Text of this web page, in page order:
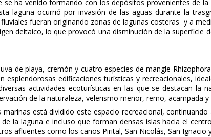
se ha venido formando con los depósitos provenientes de
laguna ocurrió por invasión de las aguas durante la
fueran originando zonas de lagunas costeras y a
deltaico, lo que provocó una disminución de la
de playa, cremón y cuatro especies de mangle
esplendorosas edificaciones turísticas y recreacionales,
actividades ecoturísticas en las que se destacan la
de la naturaleza, velerismo menor, remo, acampada y
marinas está dividido este espacio recreacional,
la laguna e incluso que forman densas islas hacia el
afluentes como los caños Pirital, San Nicolás, San Ignacio